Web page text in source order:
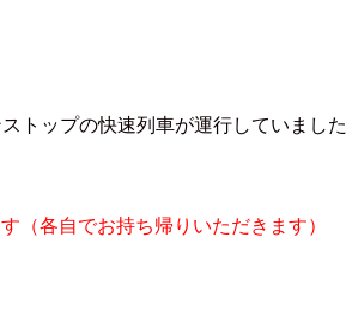
トップの快速列車が運行していました
（各自でお持ち帰りいただきます）